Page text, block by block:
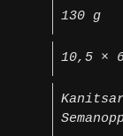
130 g
10,5 ×